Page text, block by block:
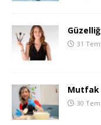
31
Mutfak
30